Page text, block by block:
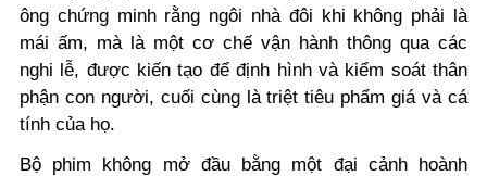
ông chứng minh rằng ngôi nhà đôi khi không phải là
mái ấm, mà là một cơ chế vận hành thông qua các
nghi lễ, được kiến tạo để định hình và kiểm soát thân
phận con người, cuối cùng là triệt tiêu phẩm giá và cá
tính của họ.
Bộ phim không mở đầu bằng một đại cảnh hoành